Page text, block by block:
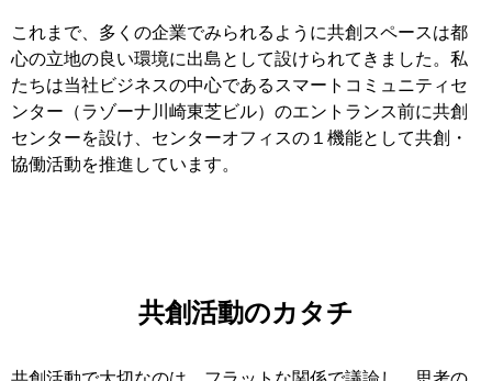
これまで、多くの企業でみられるように共創スペースは都
⼼の⽴地の良い環境に出島として設けられてきました。私
たちは当社ビジネスの中⼼であるスマートコミュニティセ
ンター（ラゾーナ川崎東芝ビル）のエントランス前に共創
センターを設け、センターオフィスの１機能として共創・
協働活動を推進しています。
共創活動のカタチ